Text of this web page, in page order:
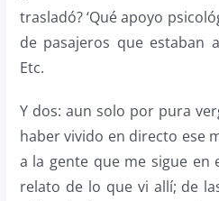
trasladó? ‘Qué apoyo
de pasajeros que estaban
Etc.
Y dos: aun solo por pura
haber vivido en directo ese
a la gente que me sigue en
relato de lo que vi allí; de